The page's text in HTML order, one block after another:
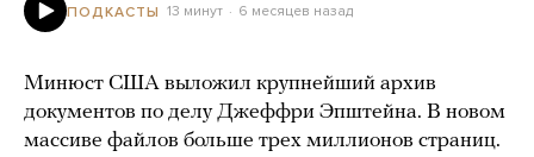
ПОДКАСТЫ 13 минут 6 месяцев назад
Минюст США выложил крупнейший архив
документов по делу Джеффри Эпштейна. В новом
массиве файлов больше трех миллионов страниц.